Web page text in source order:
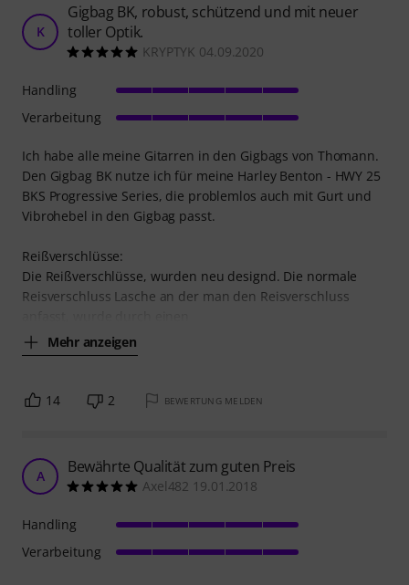
K
Gigbag BK, robust, schützend und mit neuer
toller Optik.
KRYPTYK 04.09.2020
Ich habe alle meine Gitarren in den Gigbags von Thomann.
Den Gigbag BK nutze ich für meine Harley Benton - HWY 25
BKS Progressive Series, die problemlos auch mit Gurt und
Vibrohebel in den Gigbag passt.
Reißverschlüsse:
Die Reißverschlüsse, wurden neu designd. Die normale
Reisverschluss Lasche an der man den Reisverschluss
Mehr anzeigen
Handling
Verarbeitung
14 2 BEWERTUNG MELDEN
A Bewährte Qualität zum guten Preis
Axel482 19.01.2018
Handling
Verarbeitung